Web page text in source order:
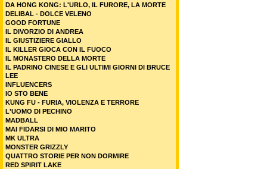
DA HONG KONG: L'URLO, IL FURORE, LA MORTE
DELIBAL - DOLCE VELENO
GOOD FORTUNE
IL DIVORZIO DI ANDREA
IL GIUSTIZIERE GIALLO
IL KILLER GIOCA CON IL FUOCO
IL MONASTERO DELLA MORTE
IL PADRINO CINESE E GLI ULTIMI GIORNI DI BRUCE
LEE
INFLUENCERS
IO STO BENE
KUNG FU - FURIA, VIOLENZA E TERRORE
L'UOMO DI PECHINO
MADBALL
MAI FIDARSI DI MIO MARITO
MK ULTRA
MONSTER GRIZZLY
QUATTRO STORIE PER NON DORMIRE
RED SPIRIT LAKE